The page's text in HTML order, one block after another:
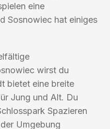
eine
Sosnowiec hat einiges
wirst du
bietet eine breite
Jung und Alt. Du
Spazieren
Umgebung